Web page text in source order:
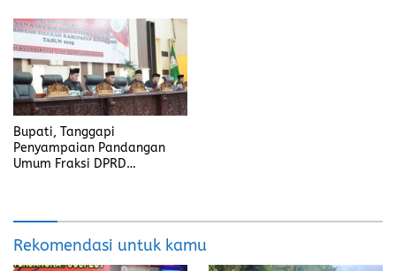
Bupati, Tanggapi
Penyampaian Pandangan
Umum Fraksi DPRD
Rekomendasi untuk kamu